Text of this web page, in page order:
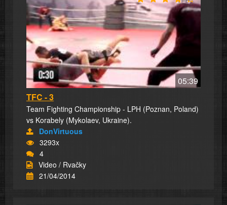
05:39
TFC - 3
Team Fighting Championship - LPH (Poznan, Poland)
vs Korabely (Mykolaev, Ukraine).
DonVirtuous
3293x
4
Video / Rvačky
21/04/2014